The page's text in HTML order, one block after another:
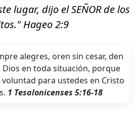
lugar, dijo el SEÑOR de los
Hageo 2:9
alegres, oren sin cesar, den
Dios en toda situación, porque
voluntad para ustedes en Cristo
1 Tesalonicenses 5:16-18